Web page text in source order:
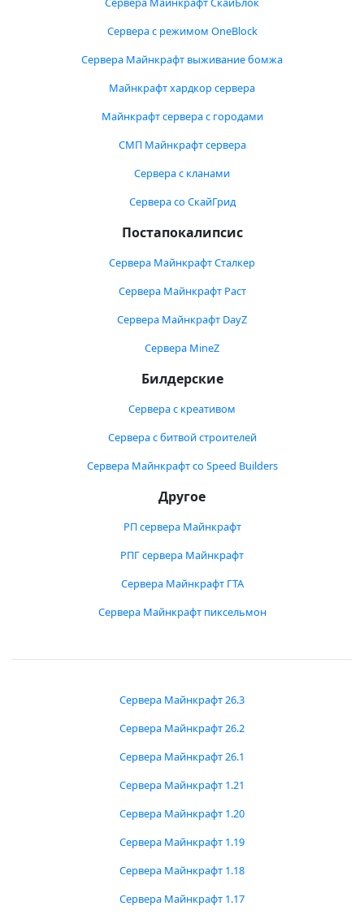
Сервера с режимом OneBlock
Сервера Майнкрафт выживание бомжа
Майнкрафт хардкор сервера
Майнкрафт сервера с городами
СМП Майнкрафт сервера
Сервера с кланами
Сервера со СкайГрид
Постапокалипсис
Сервера Майнкрафт Сталкер
Сервера Майнкрафт Раст
Сервера Майнкрафт DayZ
Сервера MineZ
Билдерские
Сервера с креативом
Сервера с битвой строителей
Сервера Майнкрафт со Speed Builders
Другое
РП сервера Майнкрафт
РПГ сервера Майнкрафт
Сервера Майнкрафт ГТА
Сервера Майнкрафт пиксельмон
Сервера Майнкрафт 26.3
Сервера Майнкрафт 26.2
Сервера Майнкрафт 26.1
Сервера Майнкрафт 1.21
Сервера Майнкрафт 1.20
Сервера Майнкрафт 1.19
Сервера Майнкрафт 1.18
Сервера Майнкрафт 1.17